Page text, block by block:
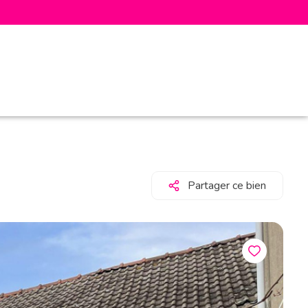
Partager ce bien